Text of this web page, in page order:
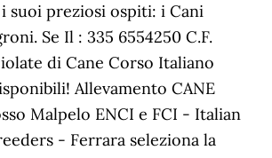
suoi preziosi ospiti: i Cani
Se Il : 335 6554250 C.F.
di Cane Corso Italiano
Allevamento CANE
Malpelo ENCI e FCI - Italian
- Ferrara seleziona la